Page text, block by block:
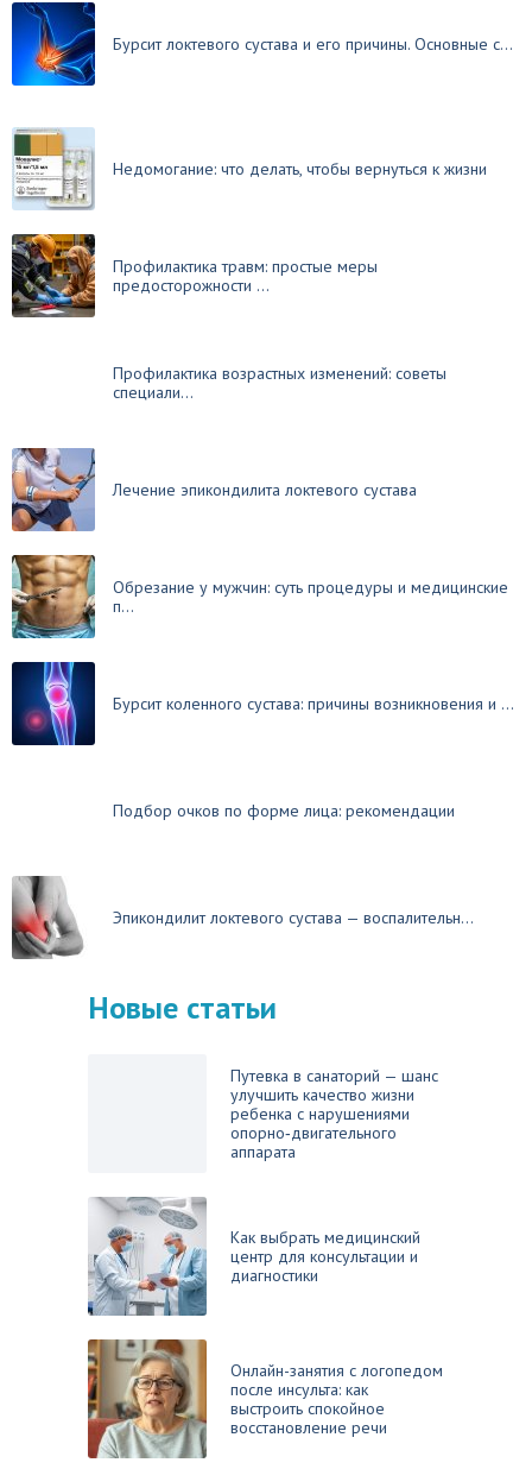
Бурсит локтевого сустава и его причины. Основные с...
Недомогание: что делать, чтобы вернуться к жизни
Профилактика травм: простые меры
предосторожности ...
Профилактика возрастных изменений: советы
специали...
Лечение эпикондилита локтевого сустава
Обрезание у мужчин: суть процедуры и медицинские
п...
Бурсит коленного сустава: причины возникновения и ...
Подбор очков по форме лица: рекомендации
Эпикондилит локтевого сустава — воспалительн...
Новые статьи
Путевка в санаторий — шанс
улучшить качество жизни
ребенка с нарушениями
опорно‑двигательного
аппарата
Как выбрать медицинский
центр для консультации и
диагностики
Онлайн-занятия с логопедом
после инсульта: как
выстроить спокойное
восстановление речи